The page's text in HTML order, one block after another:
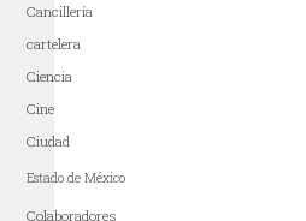
Cancillería
cartelera
Ciencia
Cine
Ciudad
Estado de México
Colaboradores